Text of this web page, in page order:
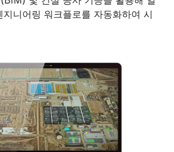
니어링 워크플로를 자동화하여 시